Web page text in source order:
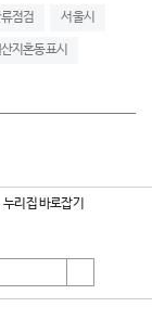
점검 서울시
지혼동표시
누리집 바로잡기